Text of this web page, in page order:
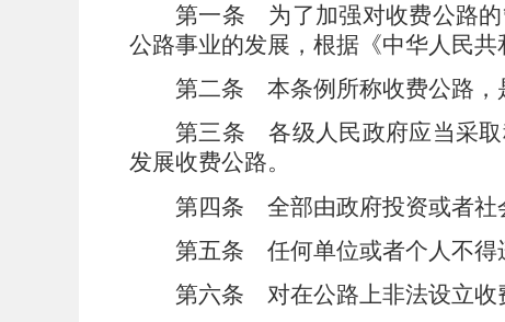
第一条 为了加强对收费公路
公路事业的发展，根据《中华人民共
第二条 本条例所称收费公路
第三条各级人民政府应当采
发展收费公路。
第四条 全部由政府投资或者社
第五条 任何单位或者个人不
第六条 对在公路上非法设立收